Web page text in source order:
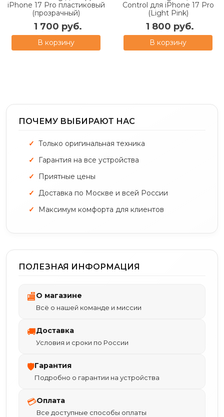
iPhone 17 Pro пластиковый
(прозрачный)
1 700 руб.
В корзину
Control для iPhone 17 Pro
(Light Pink)
1 800 руб.
В корзину
ПОЧЕМУ ВЫБИРАЮТ НАС
Только оригинальная техника
Гарантия на все устройства
Приятные цены
Доставка по Москве и всей России
Максимум комфорта для клиентов
ПОЛЕЗНАЯ ИНФОРМАЦИЯ
🏬О магазине
Всё о нашей команде и миссии
🚚Доставка
Условия и сроки по России
🛡Гарантия
Подробно о гарантии на устройства
💳Оплата
Все доступные способы оплаты